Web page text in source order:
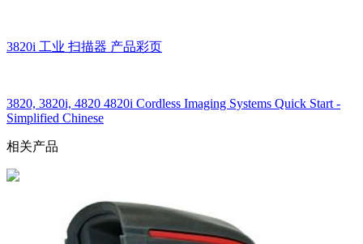
3820i 工业 扫描器 产品彩页
3820, 3820i, 4820 4820i Cordless Imaging Systems Quick Start -
Simplified Chinese
相关产品